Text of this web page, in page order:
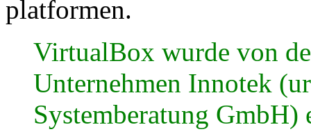
platformen.
VirtualBox wurde von
Unternehmen Innotek
Systemberatung